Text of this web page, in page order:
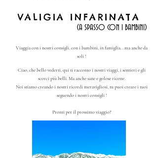
VALIGIA INFARINATA
(A SPASSO CON I BAMBINI)
Viaggia con i nostri consigli, con i bambini, in famiglia...ma anche da
soli !
Ciao, che bello vederti, qui ti racconto i nostri viaggi, i sentieri e gli
scorci più belli. Ma anche sane e golose ricette.
Noi stiamo creando i nostri ricordi meravigliosi, tu puoi creare i tuoi
seguendo i nostri consigli !
Pronti per il prossimo viaggio?